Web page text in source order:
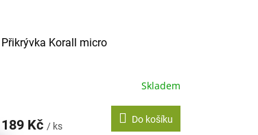
Přikrývka Korall micro
Skladem
189 Kč / ks
Do košíku